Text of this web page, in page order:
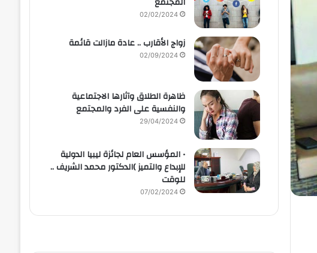
02/02/2024
زواج الأقارب .. عادة مازالت قائمة
02/09/2024
ظاهرة الطلاق وآثارها الاجتماعية
والنفسية على الفرد والمجتمع
29/04/2024
• المؤسس العام لجائزة ليبيا الدولية
للإبداع والتميز )الدكتور محمد الشريف ..
للوقت
07/02/2024